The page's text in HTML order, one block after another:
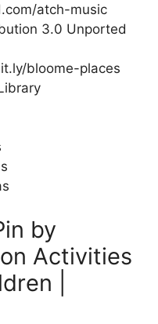
atch-music
3.0 Unported
bloome-places
by
Activities
|